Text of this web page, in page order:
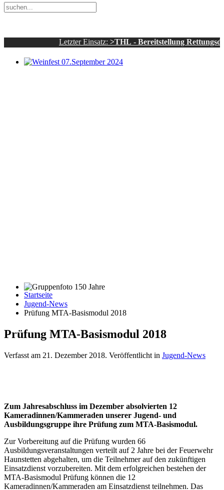
Letzter Einsatz:>THL - Bereitstellung Rettungsdienst -
Gruppenfoto 150 Jahre
Startseite
Jugend-News
Prüfung MTA-Basismodul 2018
Prüfung MTA-Basismodul 2018
Verfasst am 21. Dezember 2018. Veröffentlicht in Jugend-News
Zum Jahresabschluss im Dezember absolvierten 12
Kameradinnen/Kammeraden unserer Jugend- und
Ausbildungsgruppe ihre Prüfung zum MTA-Basismodul.
Zur Vorbereitung auf die Prüfung wurden 66
Ausbildungsveranstaltungen verteilt auf 2 Jahre bei der Feuerwehr
Haunstetten abgehalten, um die Teilnehmer auf den zukünftigen
Einsatzdienst vorzubereiten. Mit dem erfolgreichen bestehen der
MTA-Basismodul Prüfung können die 12
Kameradinnen/Kammeraden am Einsatzdienst teilnehmen. Das